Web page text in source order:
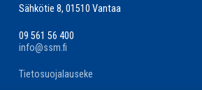
Sähkötie 8, 01510 Vantaa
09 561 56 400
info@ssm.fi
Tietosuojalauseke